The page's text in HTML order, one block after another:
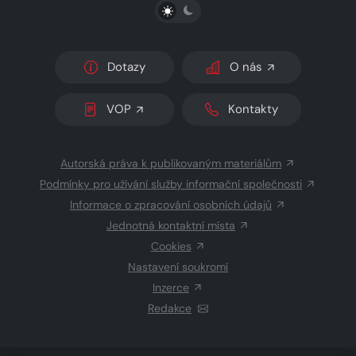
PŘEPNOUT SVĚTLÝ/TMAVÝ REŽIM
Dotazy O nás
VOP Kontakty
Autorská práva k publikovaným materiálům
Podmínky pro užívání služby informační společnosti
Informace o zpracování osobních údajů
Jednotná kontaktní místa
Cookies
Nastavení soukromí
Inzerce
Redakce